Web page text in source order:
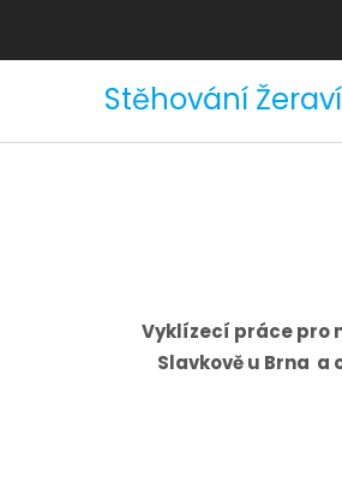
Stěhování
Vyklízecí práce pro
Slavkově u Brna a